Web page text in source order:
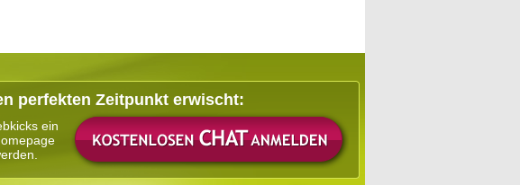
perfekten Zeitpunkt erwischt:
ein